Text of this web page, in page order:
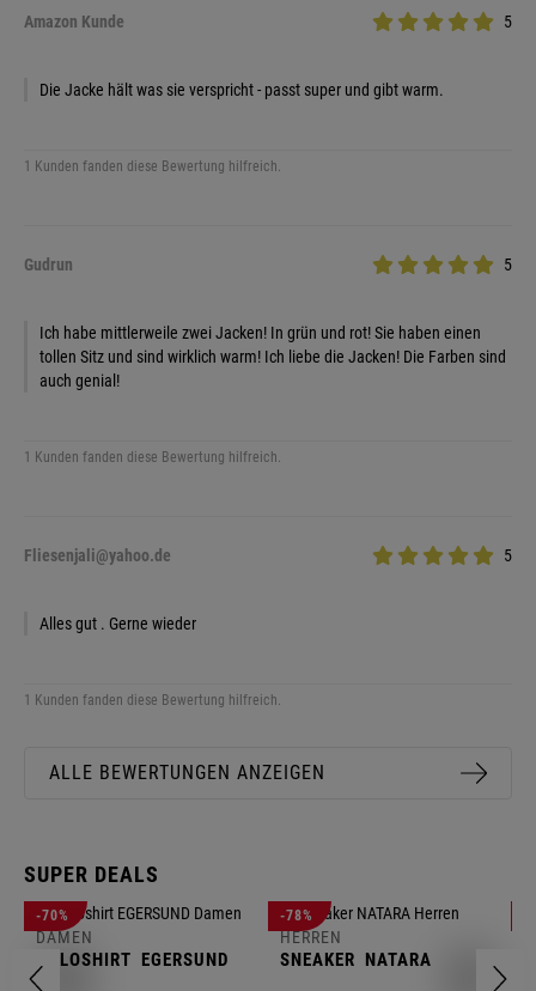
Amazon Kunde 5
Die Jacke hält was sie verspricht - passt super und gibt warm.
1 Kunden fanden diese Bewertung hilfreich.
Gudrun 5
Ich habe mittlerweile zwei Jacken! In grün und rot! Sie haben einen
tollen Sitz und sind wirklich warm! Ich liebe die Jacken! Die Farben sind
auch genial!
1 Kunden fanden diese Bewertung hilfreich.
Fliesenjali@yahoo.de 5
Alles gut . Gerne wieder
1 Kunden fanden diese Bewertung hilfreich.
ALLE BEWERTUNGEN ANZEIGEN
SUPER DEALS
-70%
DAMEN
POLOSHIRT EGERSUND
-78%
HERREN
SNEAKER NATARA